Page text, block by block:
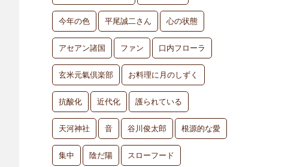
今年の色 平尾誠二さん 心の状態
アセアン諸国 ファン 口内フローラ
玄米元氣倶楽部 お料理に月のしずく
抗酸化 近代化 護られている
天河神社 音 谷川俊太郎 根源的な愛
集中 陰だ陽 スローフード